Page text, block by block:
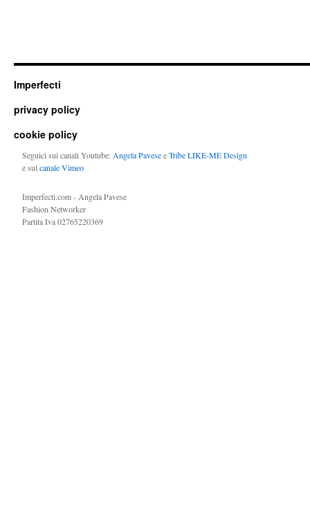
Imperfecti
privacy policy
cookie policy
Seguici sui canali Youtube: Angela PaveseeTribe LIKE-ME Design
e sulcanale Vimeo
Imperfecti.com - Angela Pavese
Fashion Networker
Partita Iva 02765220369